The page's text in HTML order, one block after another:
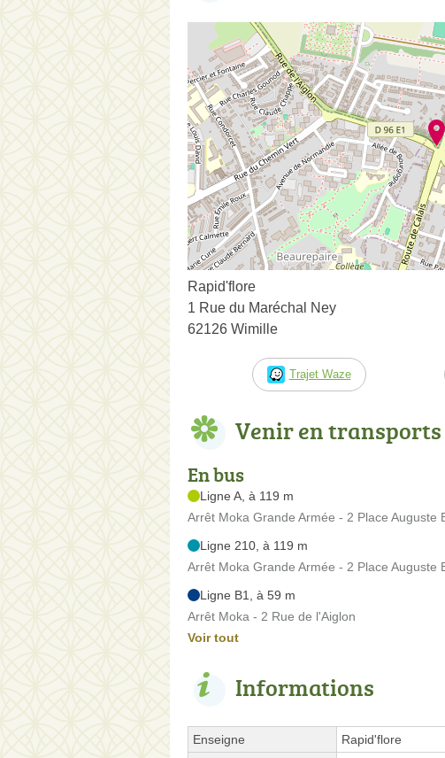
Rapid'flore
1 Rue du Maréchal Ney
62126 Wimille
Trajet Waze
Venir en transports
En bus
Ligne A, à 119 m
Arrêt Moka Grande Armée - 2 Place Auguste
Ligne 210, à 119 m
Arrêt Moka Grande Armée - 2 Place Auguste
Ligne B1, à 59 m
Arrêt Moka - 2 Rue de l'Aiglon
Voir tout
Informations
Enseigne
Rapid'flore